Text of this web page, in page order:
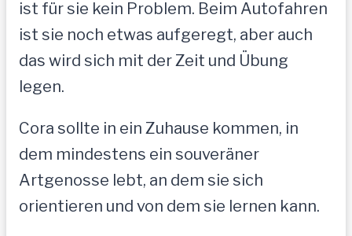
ist für sie kein Problem. Beim Autofahren
ist sie noch etwas aufgeregt, aber auch
das wird sich mit der Zeit und Übung
legen.
Cora sollte in ein Zuhause kommen, in
dem mindestens ein souveräner
Artgenosse lebt, an dem sie sich
orientieren und von dem sie lernen kann.